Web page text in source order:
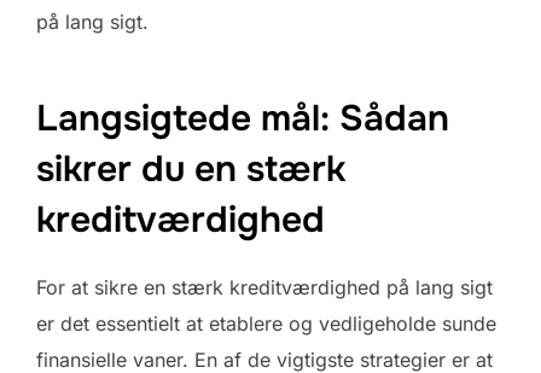
på lang sigt.
Langsigtede mål: Sådan
sikrer du en stærk
kreditværdighed
For at sikre en stærk kreditværdighed på lang sigt
er det essentielt at etablere og vedligeholde sunde
finansielle vaner. En af de vigtigste strategier er at